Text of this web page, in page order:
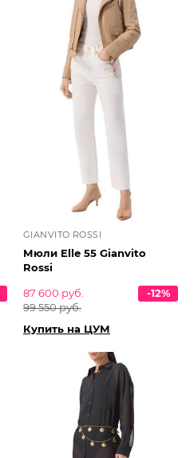
GIANVITO ROSSI
Мюли Elle 55 Gianvito
Rossi
87 600 руб.
99 550 руб.
-12%
Купить на ЦУМ